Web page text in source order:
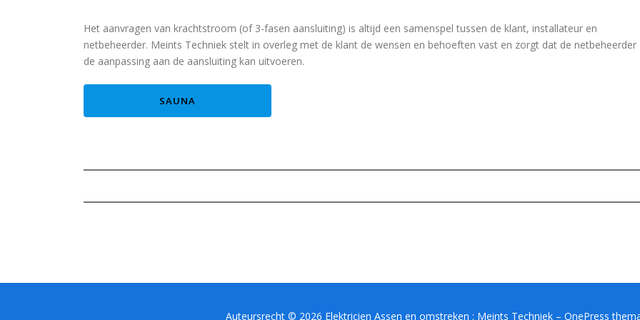
Het aanvragen van krachtstroom (of 3-fasen aansluiting) is altijd een samenspel tussen de klant, installateur en
netbeheerder. Meints Techniek stelt in overleg met de klant de wensen en behoeften vast en zorgt dat de netbeheerder
de aanpassing aan de aansluiting kan uitvoeren.
SAUNA
Auteursrecht © 2026 Elektricien Assen en omstreken : Meints Techniek – OnePress